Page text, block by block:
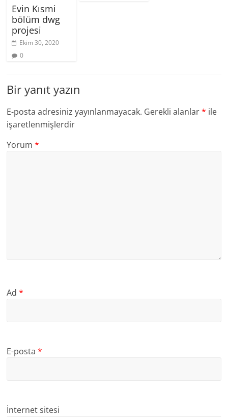
Evin Kısmi
bölüm dwg
projesi
Ekim 30, 2020
0
Bir yanıt yazın
E-posta adresiniz yayınlanmayacak. Gerekli alanlar* ile
işaretlenmişlerdir
Yorum*
Ad*
E-posta*
İnternet sitesi